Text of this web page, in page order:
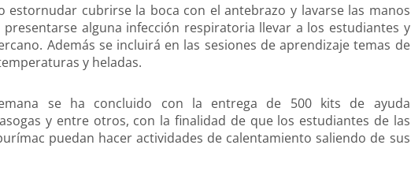
estornudar cubrirse la boca con el antebrazo y lavarse las manos
alguna infección respiratoria llevar a los estudiantes y
Además se incluirá en las sesiones de aprendizaje temas de
y heladas.
se ha concluido con la entrega de 500 kits de ayuda
y entre otros, con la finalidad de que los estudiantes de las
puedan hacer actividades de calentamiento saliendo de sus